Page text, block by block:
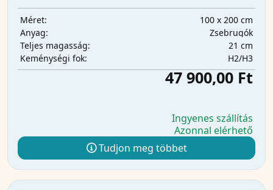
Méret:
100 x 200 cm
Anyag:
Zsebrugók
Teljes magasság:
21 cm
Keménységi fok:
H2/H3
47 900,00 Ft
Ingyenes szállítás
Azonnal elérhető
Tudjon meg többet